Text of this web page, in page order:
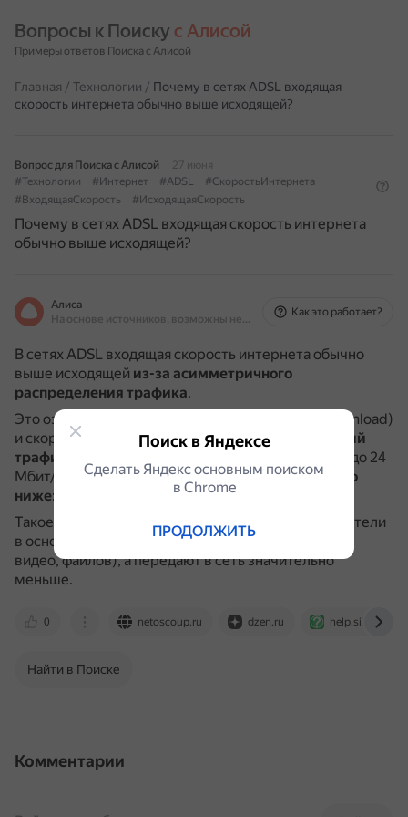
Вопросы к Поиску с Алисой
Примеры ответов Поиска с Алисой
Главная / Технологии / Почему в сетях ADSL входящая
скорость интернета обычно выше исходящей?
Вопрос для Поиска с Алисой
27 июня
#Технологии
#Интернет #ADSL
#СкоростьИнтернета
#ВходящаяСкорость
#ИсходящаяСкорость
Почему в сетях ADSL входящая скорость интернета
обычно выше исходящей?
Алиса
На основе источников, возможны неточности
Как это работает?
В сетях ADSL входящая скорость интернета обычно
выше исходящей из-за асимметричного
распределения трафика.
Это означает, что скорость загрузки данных (download)
и скорость отдачи (upload) различаются.
Входящий
трафик (download) всегда выше
: в среднем от 2 до 24
Мбит/с.
Исходящий трафик (upload) значительно
ниже: обычно от 128 Кбит/с до 1 Мбит/с.
Такое распределение связано с тем, что пользователи
в основном скачивают данные (просмотр сайтов,
видео, файлов), а передают в сеть значительно
меньше.
0 netoscoup.ru dzen.ru help.sibnet.ru
Найти в Поиске
Комментарии
Поиск в Яндексе
Сделать Яндекс основным поиском
в Сhrome
ПРОДОЛЖИТЬ